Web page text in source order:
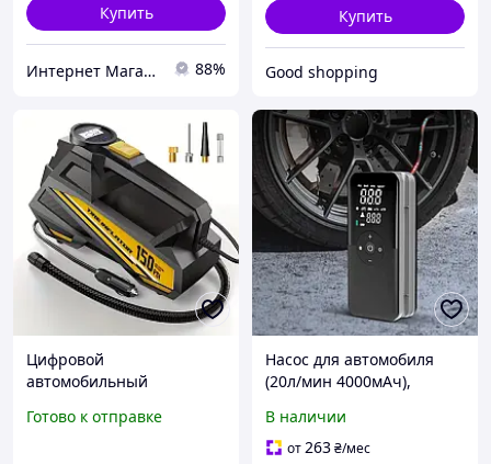
Купить
Интернет Магазин "StepShop" 88%
Купить
Good shopping
Цифровой
автомобильный
Готово к отправке
Насос для автомобиля
(20л/мин 4000мАч),
маленький, Компактный
компрессор для
В наличии
от263₴/мес